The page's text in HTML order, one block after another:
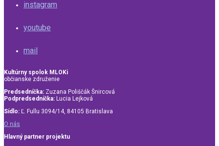
instagram
youtube
mail
Kultúrny spolok MLOKi
občianske združenie
Predsedníčka: Zuzana Poliščák Šnircová
Podpredsedníčka: Lucia Lejková
Sídlo: Ľ. Fullu 3094/14, 84105 Bratislava
O nás
Hlavný partner projektu